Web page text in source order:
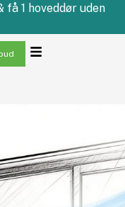
få 1 hoveddør uden